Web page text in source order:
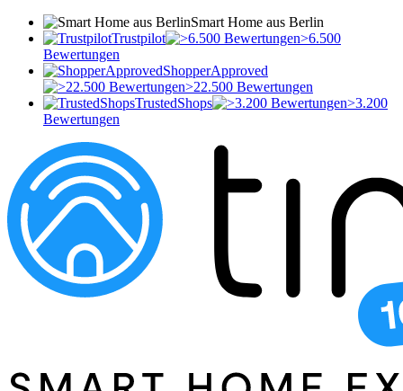
Smart Home aus Berlin
Trustpilot
>6.500
Bewertungen
ShopperApproved
>22.500 Bewertungen
TrustedShops
>3.200
Bewertungen